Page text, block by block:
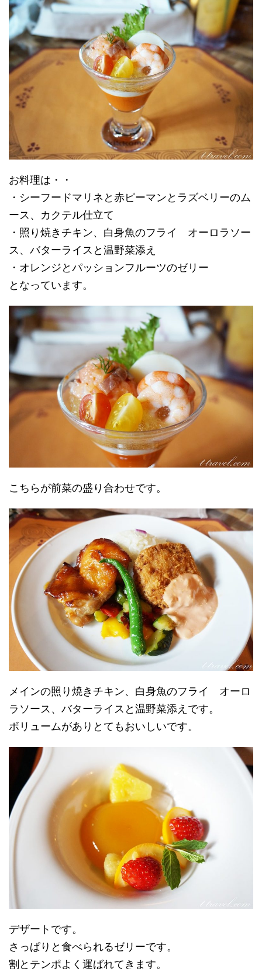
お料理は・・
・シーフードマリネと赤ピーマンとラズベリーのム
ース、カクテル仕立て
・照り焼きチキン、白身魚のフライ オーロラソー
ス、バターライスと温野菜添え
・オレンジとパッションフルーツのゼリー
となっています。
こちらが前菜の盛り合わせです。
メインの照り焼きチキン、白身魚のフライ オーロ
ラソース、バターライスと温野菜添えです。
ボリュームがありとてもおいしいです。
デザートです。
さっぱりと食べられるゼリーです。
割とテンポよく運ばれてきます。